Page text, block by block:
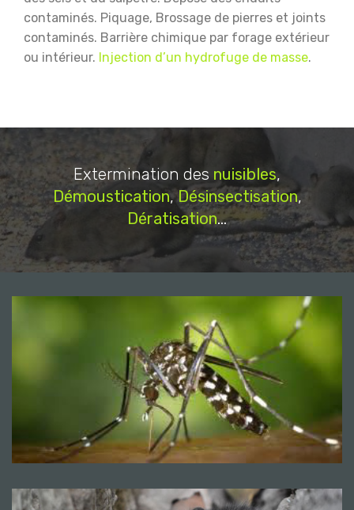
contaminés. Piquage, Brossage de pierres et joints
contaminés. Barrière chimique par forage extérieur
ou intérieur. Injection d’un hydrofuge de masse.
Extermination des nuisibles,
Démoustication,Désinsectisation,
Dératisation...